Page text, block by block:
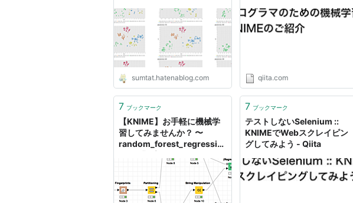
クス入門。（仮）
sumtat.hatenablog.com qiita.com
7 ブックマーク
【KNIME】お手軽に機械学
習してみませんか？ 〜
random_forest_regressio
のインフォマティクス入門。
7 ブックマーク
テストしないSelenium ::
KNIMEでWebスクレイピン
グしてみよう - Qiita